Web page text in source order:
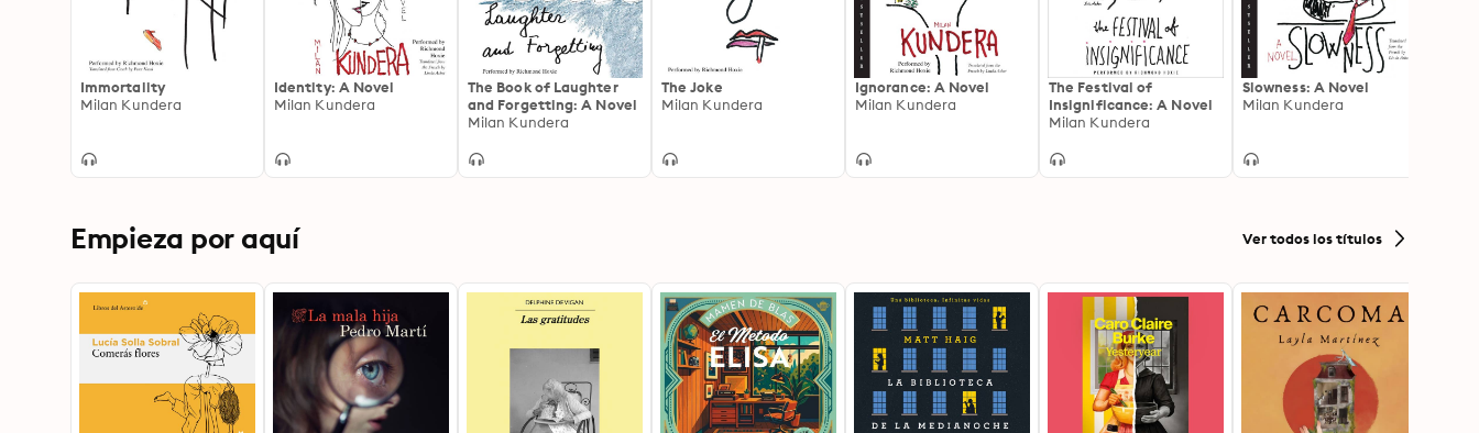
Immortality
Milan Kundera
Identity: A Novel
Milan Kundera
The Book of Laughter
and Forgetting: A Novel
Milan Kundera
The Joke
Milan Kundera
Ignorance: A Novel
Milan Kundera
The Festival of
Insignificance: A Novel
Milan Kundera
Slowness: A Novel
Milan Kundera
Empieza por aquí Ver todos los títulos